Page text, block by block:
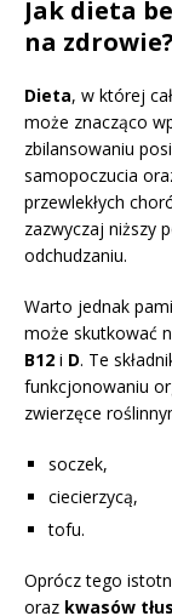
Jak dieta
na zdrowie?
Dieta, w której
może znacząco
zbilansowaniu
samopoczucia
przewlekłych
zazwyczaj niższy
odchudzaniu.
Warto jednak
może skutkować
B12 i D. Te
funkcjonowaniu
zwierzęce
soczek,
ciecierzycą,
tofu.
Oprócz tego
oraz kwasów